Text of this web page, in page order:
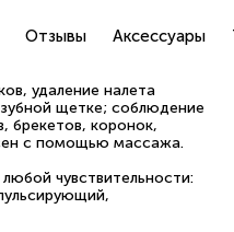
Отзывы Аксессуары
удаление налета
щетке; соблюдение
брекетов, коронок,
с помощью массажа.
чувствительности: